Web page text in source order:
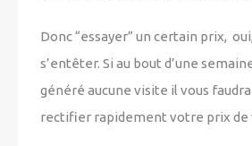
Donc “essayer” un certain prix,
s’entêter. Si au bout d’une
généré aucune visite il vous
rectifier rapidement votre prix de